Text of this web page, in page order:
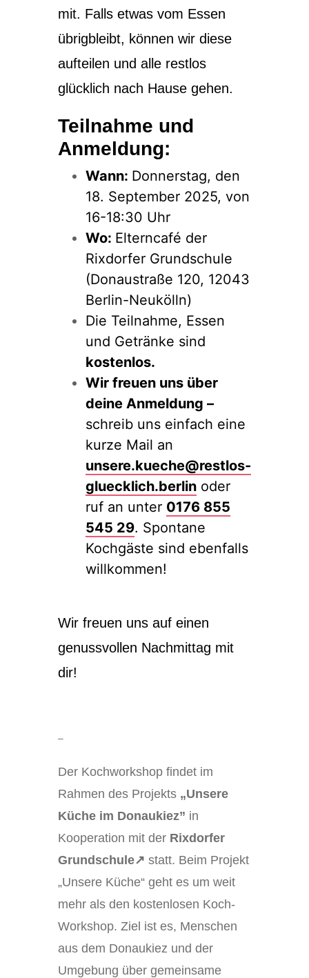
mit. Falls etwas vom Essen
übrigbleibt, können wir diese
aufteilen und alle restlos
glücklich nach Hause gehen.
Teilnahme und
Anmeldung:
Wann: Donnerstag, den
18. September 2025, von
16-18:30 Uhr
Wo: Elterncafé der
Rixdorfer Grundschule
(Donaustraße 120, 12043
Berlin-Neukölln)
Die Teilnahme, Essen
und Getränke sind
kostenlos.
Wir freuen uns über
deine Anmeldung –
schreib uns einfach eine
kurze Mail an
unsere.kueche@restlos-
gluecklich.berlin oder
ruf an unter 0176 855
545 29. Spontane
Kochgäste sind ebenfalls
willkommen!
Wir freuen uns auf einen
genussvollen Nachmittag mit
dir!
–
Der Kochworkshop findet im
Rahmen des Projekts „Unsere
Küche im Donaukiez” in
Kooperation mit der Rixdorfer
Grundschule↗ statt. Beim Projekt
„Unsere Küche“ geht es um weit
mehr als den kostenlosen Koch-
Workshop. Ziel ist es, Menschen
aus dem Donaukiez und der
Umgebung über gemeinsame